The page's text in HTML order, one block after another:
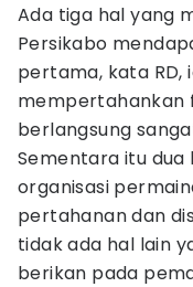
Ada tiga hal yang
Persikabo
pertama, kata RD,
mempertahankan
berlangsung
Sementara itu dua
organisasi
pertahanan dan
tidak ada hal lain
berikan pada